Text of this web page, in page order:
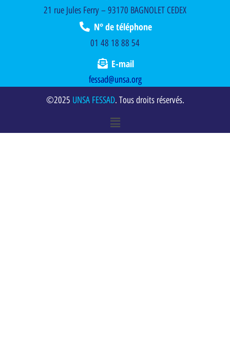
21 rue Jules Ferry – 93170 BAGNOLET CEDEX
N° de téléphone
01 48 18 88 54
E-mail
fessad@unsa.org
©2025 UNSA FESSAD. Tous droits réservés.